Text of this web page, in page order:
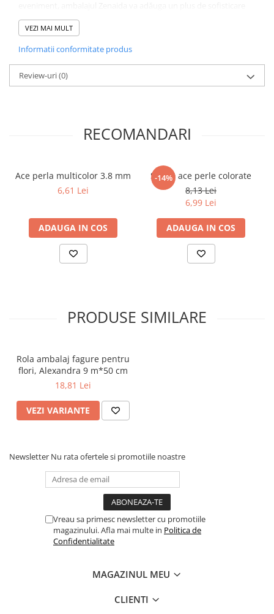
oricărui aranjament floral!
VEZI MAI MULT
Informatii conformitate produs
Review-uri(0)
RECOMANDARI
Ace perla multicolor 3.8 mm
6,61 Lei
ADAUGA IN COS
-14%
Set 50 ace perle colorate
8,13 Lei
6,99 Lei
ADAUGA IN COS
PRODUSE SIMILARE
Rola ambalaj fagure pentru
flori, Alexandra 9 m*50 cm
18,81 Lei
VEZI VARIANTE
Newsletter Nu rata ofertele si promotiile noastre
Vreau sa primesc newsletter cu promotiile
magazinului. Afla mai multe in Politica de
Confidentialitate
MAGAZINUL MEU
CLIENTI